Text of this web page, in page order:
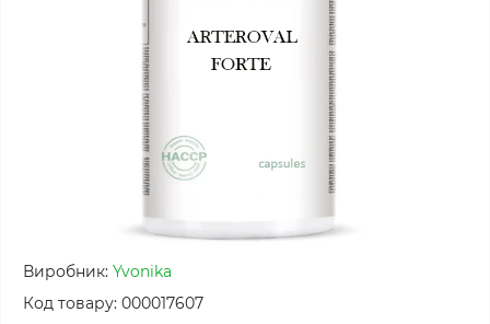
Виробник: Yvonika
Код товару: 000017607